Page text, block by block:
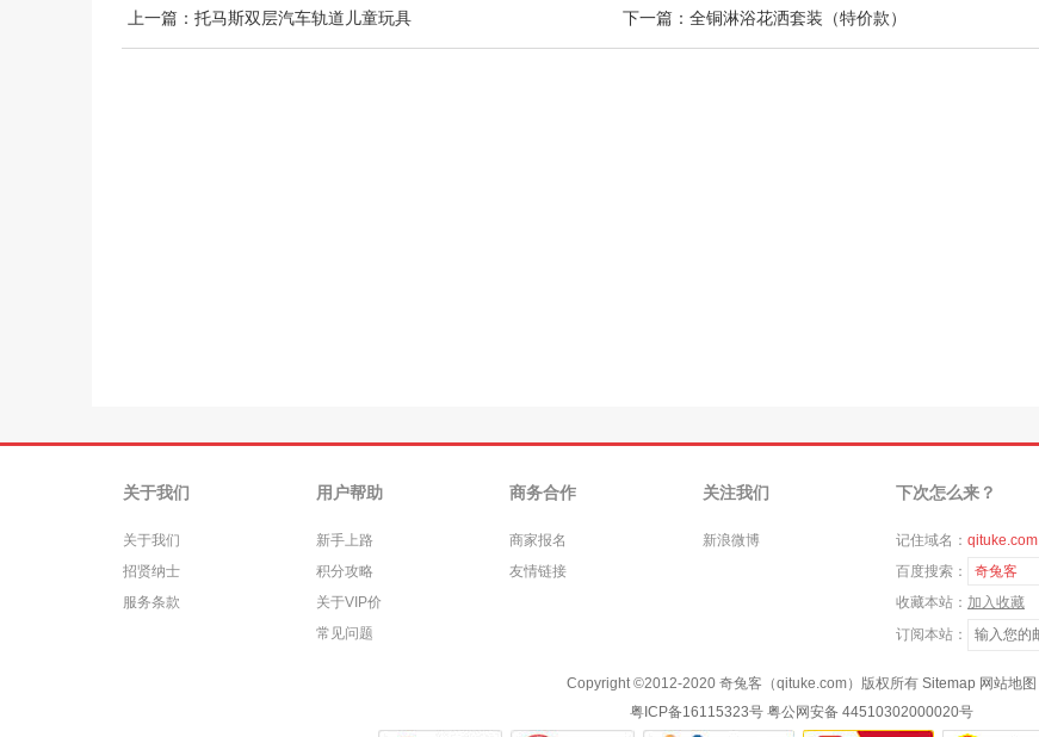
上一篇：托马斯双层汽车轨道儿童玩具
下一篇：全铜淋浴花洒套装（特价款）
关于我们
关于我们
招贤纳士
服务条款
用户帮助
新手上路
积分攻略
关于VIP价
常见问题
商务合作
商家报名
友情链接
关注我们
新浪微博
下次怎么来？
记住域名： qituke.com
百度搜索：
奇兔客
收藏本站： 加入收藏
订阅本站：
Copyright ©2012-2020 奇兔客（qituke.com）版权所有 Sitemap 网站地图
粤ICP备16115323号 粤公网安备 44510302000020号